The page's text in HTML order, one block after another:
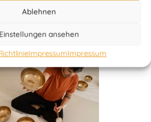
Ablehnen
Einstellungen ansehen
ImpressumImpressum
Drei Phasen jeder